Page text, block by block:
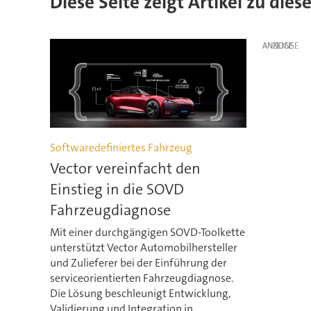
Softwaredefiniertes Fahrzeug
Vector vereinfacht den
Einstieg in die SOVD
Fahrzeugdiagnose
Mit einer durchgängigen SOVD-Toolkette
unterstützt Vector Automobilhersteller
und Zulieferer bei der Einführung der
serviceorientierten Fahrzeugdiagnose.
Die Lösung beschleunigt Entwicklung,
ANZEIGE